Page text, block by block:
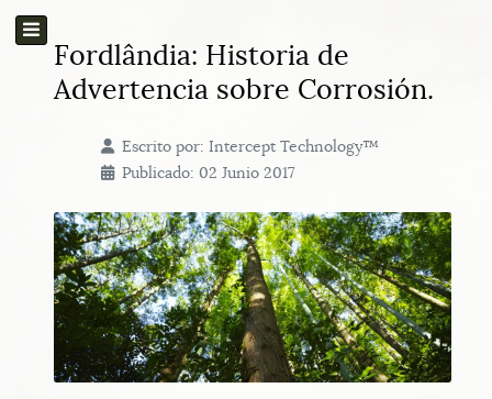
Fordlândia: Historia de
Advertencia sobre Corrosión.
Escrito por: Intercept Technology™
Publicado: 02 Junio 2017